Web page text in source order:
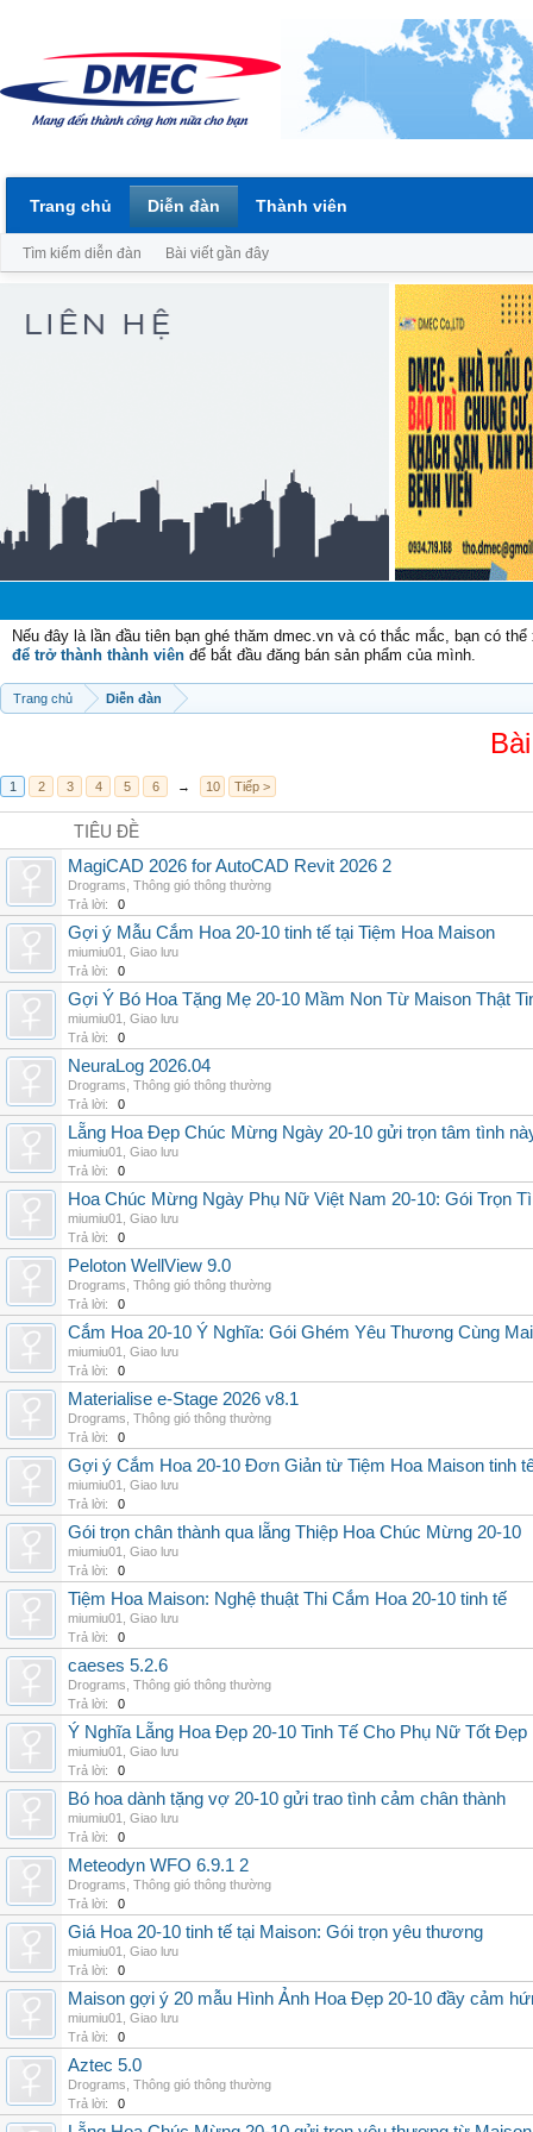
Nếu đây là lần đầu tiên bạn ghé thăm dmec.vn và có thắc mắc, bạn có
để trở thành thành viên để bắt đầu đăng bán sản phẩm của mình.
Trang chủ Diễn đàn
1 2 3 4 5 6 → 10 Tiếp >
TIÊU ĐỀ
MagiCAD 2026 for AutoCAD Revit 2026 2
Drograms Thông gió thông thường
Trả lời:
0
Gợi ý Mẫu Cắm Hoa 20-10 tinh tế tại Tiệm Hoa Maison
miumiu01
Giao lưu
Trả lời:
0
Gợi Ý Bó Hoa Tặng Mẹ 20-10 Mầm Non Từ Maison Thật
miumiu01
Giao lưu
Trả lời:
0
NeuraLog 2026.04
Drograms Thông gió thông thường
Trả lời:
0
Lẵng Hoa Đẹp Chúc Mừng Ngày 20-10 gửi trọn tâm tình
miumiu01
Giao lưu
Trả lời:
0
Hoa Chúc Mừng Ngày Phụ Nữ Việt Nam 20-10: Gói Trọn
miumiu01
Giao lưu
Trả lời:
0
Peloton WellView 9.0
Drograms Thông gió thông thường
Trả lời:
0
Cắm Hoa 20-10 Ý Nghĩa: Gói Ghém Yêu Thương Cùng
miumiu01
Giao lưu
Trả lời:
0
Materialise e-Stage 2026 v8.1
Drograms Thông gió thông thường
Trả lời:
0
Gợi ý Cắm Hoa 20-10 Đơn Giản từ Tiệm Hoa Maison tinh
miumiu01
Giao lưu
Trả lời:
0
Gói trọn chân thành qua lẵng Thiệp Hoa Chúc Mừng 20-10
miumiu01
Giao lưu
Trả lời:
0
Tiệm Hoa Maison: Nghệ thuật Thi Cắm Hoa 20-10 tinh tế
miumiu01
Giao lưu
Trả lời:
0
caeses 5.2.6
Drograms Thông gió thông thường
Trả lời:
0
Ý Nghĩa Lẵng Hoa Đẹp 20-10 Tinh Tế Cho Phụ Nữ Tốt Đẹp
miumiu01
Giao lưu
Trả lời:
0
Bó hoa dành tặng vợ 20-10 gửi trao tình cảm chân thành
miumiu01
Giao lưu
Trả lời:
0
Meteodyn WFO 6.9.1 2
Drograms Thông gió thông thường
Trả lời:
0
Giá Hoa 20-10 tinh tế tại Maison: Gói trọn yêu thương
miumiu01
Giao lưu
Trả lời:
0
Maison gợi ý 20 mẫu Hình Ảnh Hoa Đẹp 20-10 đầy cảm
miumiu01
Giao lưu
Trả lời:
0
Aztec 5.0
Drograms Thông gió thông thường
Trả lời:
0
Trang chủ Diễn đàn
Tìm kiếm diễn đàn Bài viết gần đây
Thành viên